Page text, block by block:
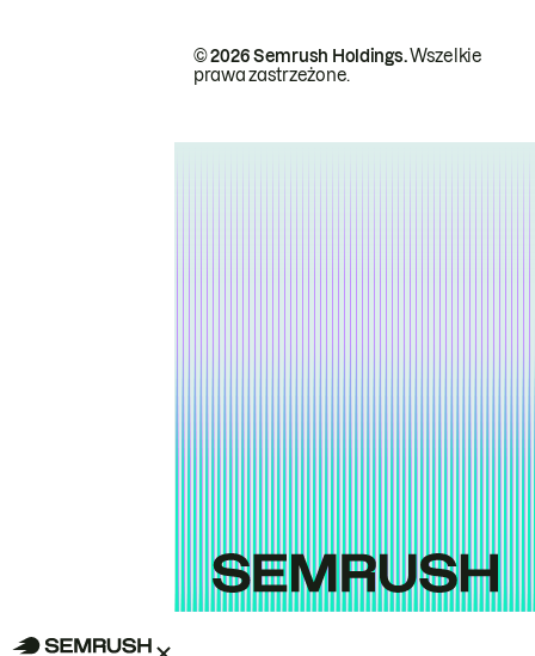
© 2026 Semrush Holdings.Wszelkie
prawa zastrzeżone.